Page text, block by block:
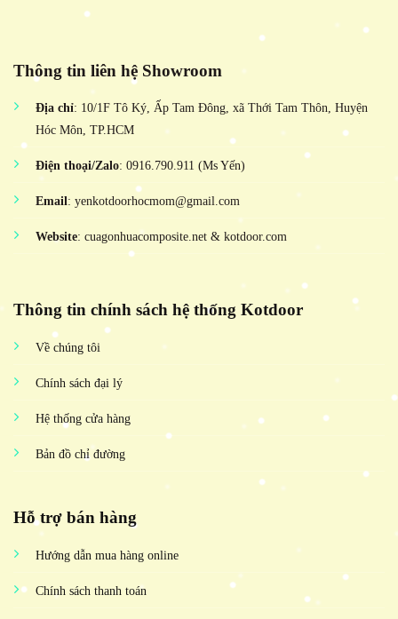
Thông tin liên hệ Showroom
Địa chỉ: 10/1F Tô Ký, Ấp Tam Đông, xã Thới Tam Thôn, Huyện
Hóc Môn, TP.HCM
Điện thoại/Zalo: 0916.790.911 (Ms Yến)
Email: yenkotdoorhocmom@gmail.com
Website: cuagonhuacomposite.net & kotdoor.com
Thông tin chính sách hệ thống Kotdoor
Về chúng tôi
Chính sách đại lý
Hệ thống cửa hàng
Bản đồ chỉ đường
Hỗ trợ bán hàng
Hướng dẫn mua hàng online
Chính sách thanh toán